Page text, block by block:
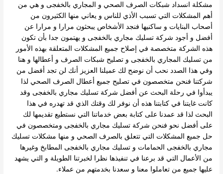
مشكلة انسداد شبكات الصرف الصحي و المجاري بالخفجى و هي من
أهم المشكلات التي تسبب الأذي للناس و يعاني منها الكثيرون من
أصحاب البنايات و ساكنيها فنجد الأشخاص يبحثون مرارا و مرارا عن
أفضل و أجود شركة تسليك مجاري بالخفجى و يهتمون جدا بأن تكون
هذه الشركة متخصصة في إصلاح جميع المشكلات المتعلقة بهذه الأمور
من تسليك المجاري بالخفجى و تصليح شبكات الصرف و أعطالها و هنا
وفي هذا الصدد نحب أن نوضح لك عميلنا العزيز أنك لن تجد أفضل من
شركتنا فنحن متخصصون في تصليح جميع أعطال الصرف الصحي لذا
يبدأوا في رحلة البحث عن أفضل شركة تسليك مجاري بالخفجى وقد
كانت غايتنا في كتابتنا هذه أن نوفر لك وقتك الذي قد تهدره في هذا
البحث لذا قد عمدنا على كتابة بعض خدماتنا التي نستطيع تقديمها لك
على أفضل نحو فنحن شركة تسليك مجاري بالخفجى ومتخصصون في
حل جميع المشكلات التي تتعلق بالصرف الصحي و منها مشكلات تسليك
مجاري بالخفجى الحمامات و تسليك مجاري بالخفجى المطابخ وغيرها
من الأعمال التي قد برعنا في تنفيذها نظرا لخبرتنا الطويلة و التي يشهد
عليها جميع من تعاملوا معنا و سعدنا بخدمتهم من عملاء.